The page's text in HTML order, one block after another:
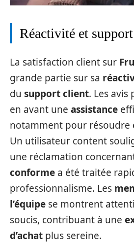
Réactivité et
La satisfaction client sur
grande partie sur sa
du support client. Les
en avant une assistance
notamment pour résoudre
Un utilisateur content
une réclamation
conforme a été traitée
professionnalisme. Les
l’équipe se montrent
soucis, contribuant à une
d’achat plus sereine.